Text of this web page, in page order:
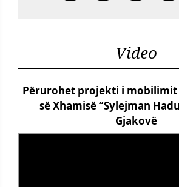
Video
Përurohet projekti i
së Xhamisë “Sylejman
Gjakovë